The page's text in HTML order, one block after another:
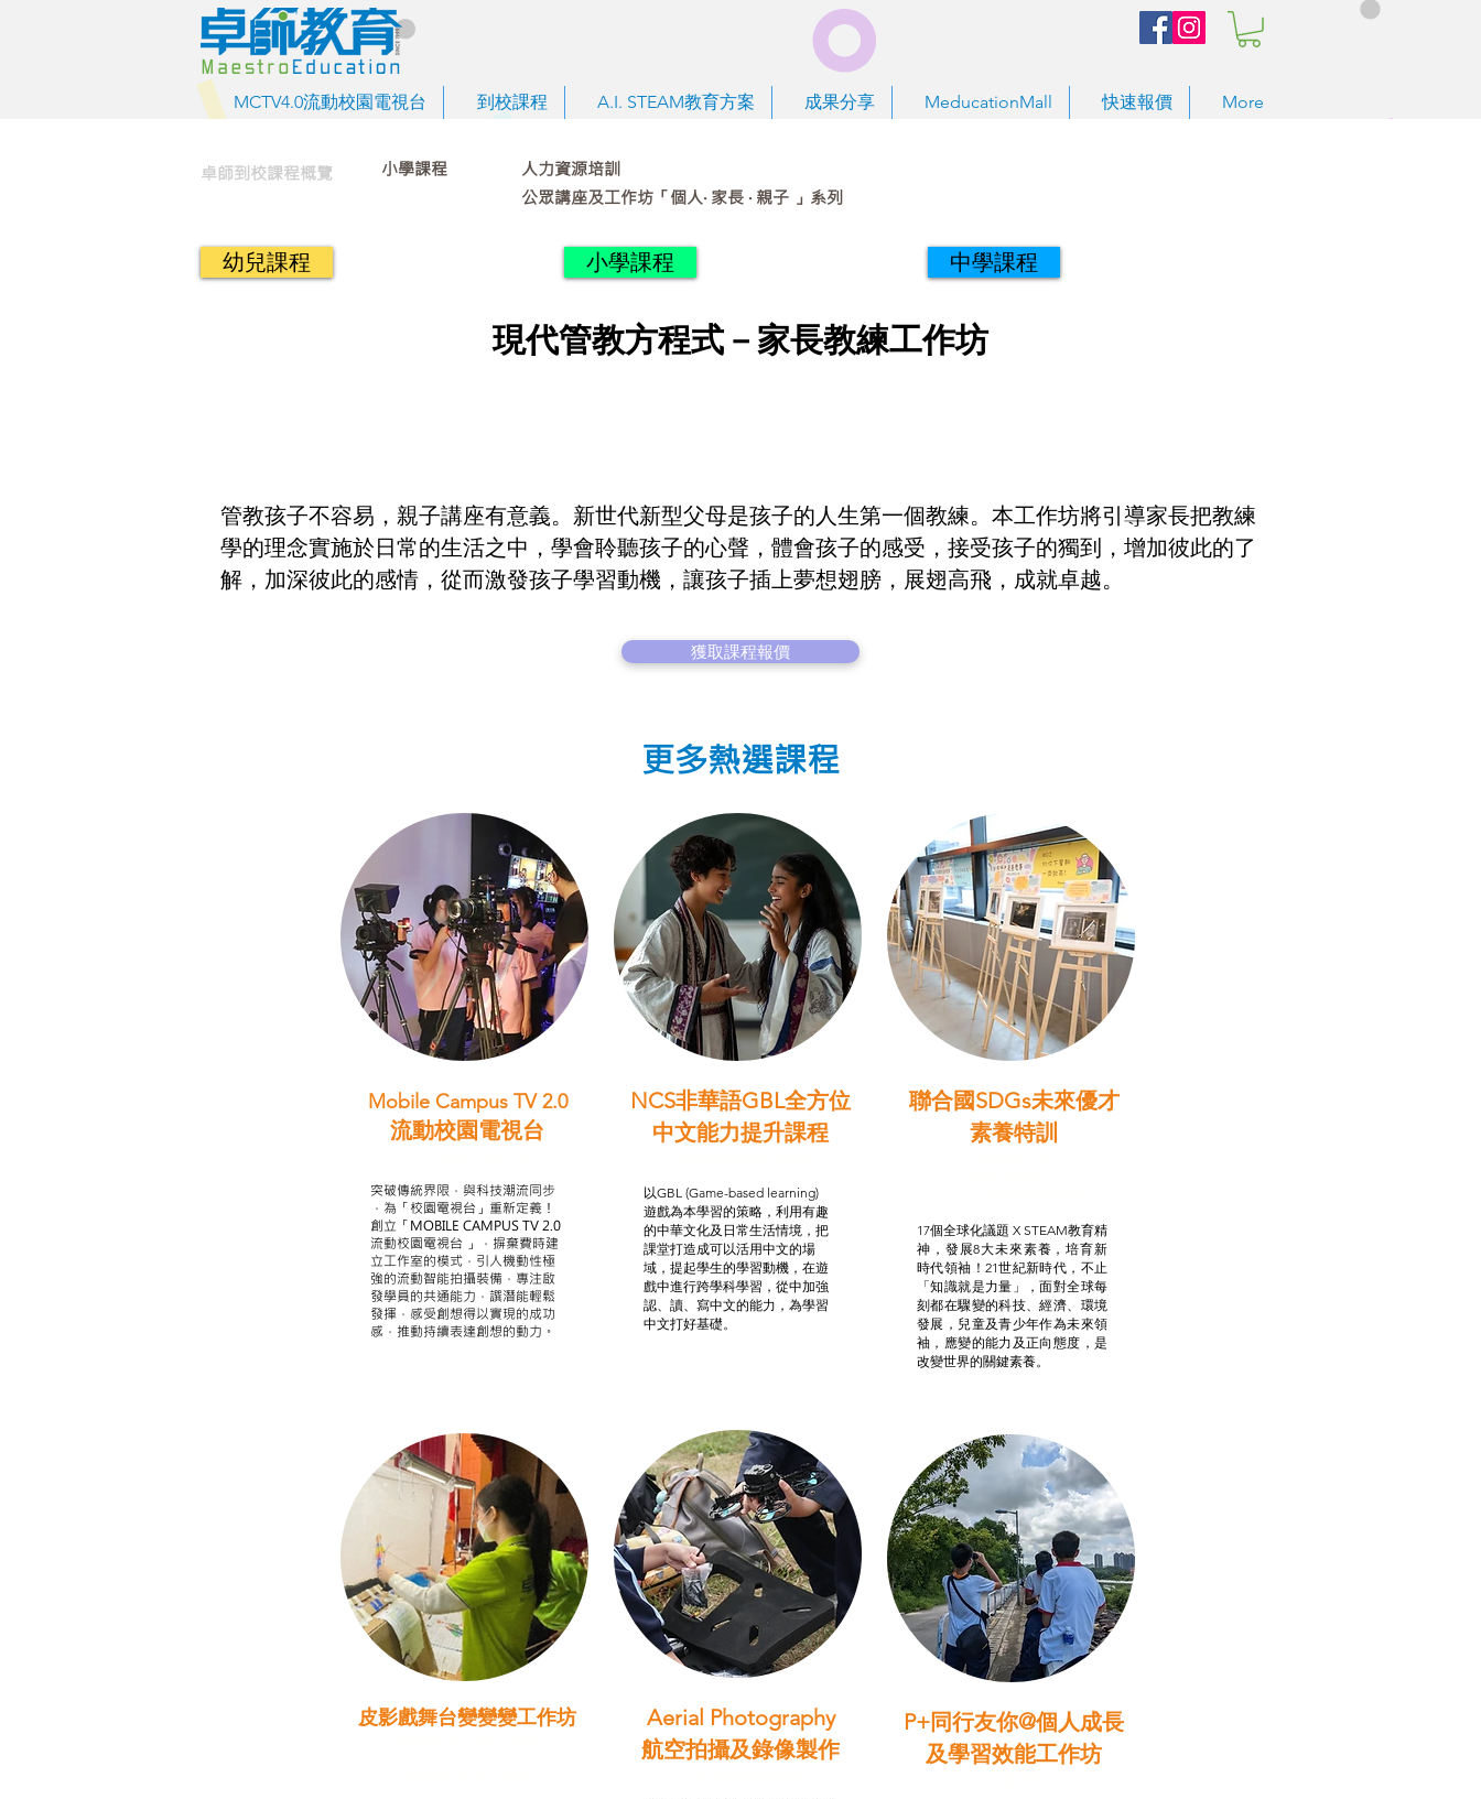
MCTV4.0流動校園電視台 到校課程 A.I. STEAM教育方案 成果分享 MeducationMall 快速報價 More
卓師到校課程概覽
小學課程
公眾講座及工作坊「個人‧ 家長 ‧ 親子 」系列
人力資源培訓
管教孩子不容易，親子講座有意義。新世代新型父母是孩子的人生第一個教練。本工作坊將引導家長把教練
學的理念實施於日常的生活之中，學會聆聽孩子的心聲，體會孩子的感受，接受孩子的獨到，增加彼此的了
解，加深彼此的感情，從而激發孩子學習動機，讓孩子插上夢想翅膀，展翅高飛，成就卓越。
獲取課程報價
幼兒課程 小學課程 中學課程
現代管教方程式－家長教練工作坊
更多熱選課程
Mobile Campus TV 2.0
流動校園電視台
突破傳統界限，與科技潮流同步
，為「校園電視台」重新定義！
創立「MOBILE CAMPUS TV 2.0
流動校園電視台 」，摒棄費時建
立工作室的模式，引人機動性極
強的流動智能拍攝裝備，專注啟
發學員的共通能力，譔潛能輕鬆
發揮，感受創想得以實現的成功
感，推動持續表達創想的動力。
皮影戲舞台變變變工作坊
NCS非華語GBL全方位
中文能力提升課程
以GBL (Game-based learning)
遊戲為本學習的策略，利用有趣
的中華文化及日常生活情境，把
課堂打造成可以活用中文的場
域，提起學生的學習動機，在遊
戲中進行跨學科學習，從中加強
認、讀、寫中文的能力，為學習
中文打好基礎。
Aerial Photography
航空拍攝及錄像製作
聯合國SDGs未來優才
素養特訓
17個全球化議題 X STEAM教育精
神，發展8大未來素養，培育新
時代領袖！21世紀新時代，不止
「知識就是力量」，面對全球每
刻都在驟變的科技、經濟、環境
發展，兒童及青少年作為未來領
袖，應變的能力及正向態度，是
改變世界的關鍵素養。
P+同行友你@個人成長
及學習效能工作坊